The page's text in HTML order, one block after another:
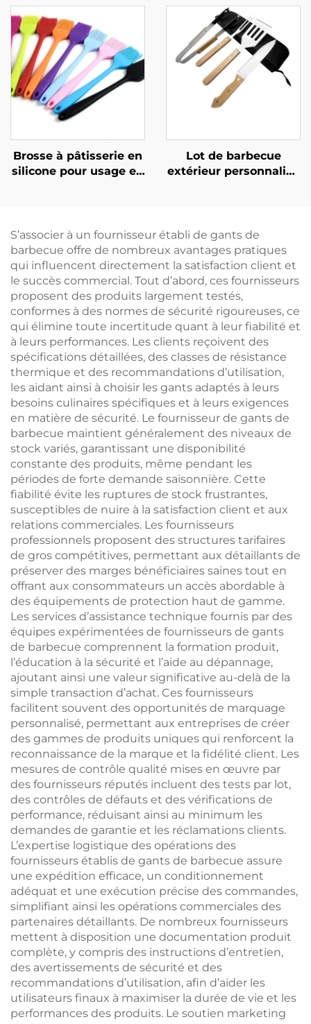
portable et robuste de
style japonais pour
cuisine extérieure,
équipé d’un dispositif
de sécurité anti-
flamme à commande
tactile
multifonctionnelle,
durable et réutilisable,
avec manche en acier
inoxydable et
plastique, outil pour
barbecue et four
Brosse à pâtisserie en
silicone pour usage en
aliments, durable,
réutilisable et
respectueuse de
l'environnement,
idéale pour appliquer
de l'huile ou du beurre
sur les pâtisseries et
lors de la cuisson au
four
Lot de barbecue
extérieur personnalisé
domestique
comprenant des
pinces, un couteau de
cuisine à manche en
bois, une spatule et
une fourchette
S’associer à un fournisseur établi de gants de
barbecue offre de nombreux avantages pratiques
qui influencent directement la satisfaction client et
le succès commercial. Tout d’abord, ces fournisseurs
proposent des produits largement testés,
conformes à des normes de sécurité rigoureuses, ce
qui élimine toute incertitude quant à leur fiabilité et
à leurs performances. Les clients reçoivent des
spécifications détaillées, des classes de résistance
thermique et des recommandations d’utilisation,
les aidant ainsi à choisir les gants adaptés à leurs
besoins culinaires spécifiques et à leurs exigences
en matière de sécurité. Le fournisseur de gants de
barbecue maintient généralement des niveaux de
stock variés, garantissant une disponibilité
constante des produits, même pendant les
périodes de forte demande saisonnière. Cette
fiabilité évite les ruptures de stock frustrantes,
susceptibles de nuire à la satisfaction client et aux
relations commerciales. Les fournisseurs
professionnels proposent des structures tarifaires
de gros compétitives, permettant aux détaillants de
préserver des marges bénéficiaires saines tout en
offrant aux consommateurs un accès abordable à
des équipements de protection haut de gamme.
Les services d’assistance technique fournis par des
équipes expérimentées de fournisseurs de gants
de barbecue comprennent la formation produit,
l’éducation à la sécurité et l’aide au dépannage,
ajoutant ainsi une valeur significative au-delà de la
simple transaction d’achat. Ces fournisseurs
facilitent souvent des opportunités de marquage
personnalisé, permettant aux entreprises de créer
des gammes de produits uniques qui renforcent la
reconnaissance de la marque et la fidélité client. Les
mesures de contrôle qualité mises en œuvre par
des fournisseurs réputés incluent des tests par lot,
des contrôles de défauts et des vérifications de
performance, réduisant ainsi au minimum les
demandes de garantie et les réclamations clients.
L’expertise logistique des opérations des
fournisseurs établis de gants de barbecue assure
une expédition efficace, un conditionnement
adéquat et une exécution précise des commandes,
simplifiant ainsi les opérations commerciales des
partenaires détaillants. De nombreux fournisseurs
mettent à disposition une documentation produit
complète, y compris des instructions d’entretien,
des avertissements de sécurité et des
recommandations d’utilisation, afin d’aider les
utilisateurs finaux à maximiser la durée de vie et les
performances des produits. Le soutien marketing